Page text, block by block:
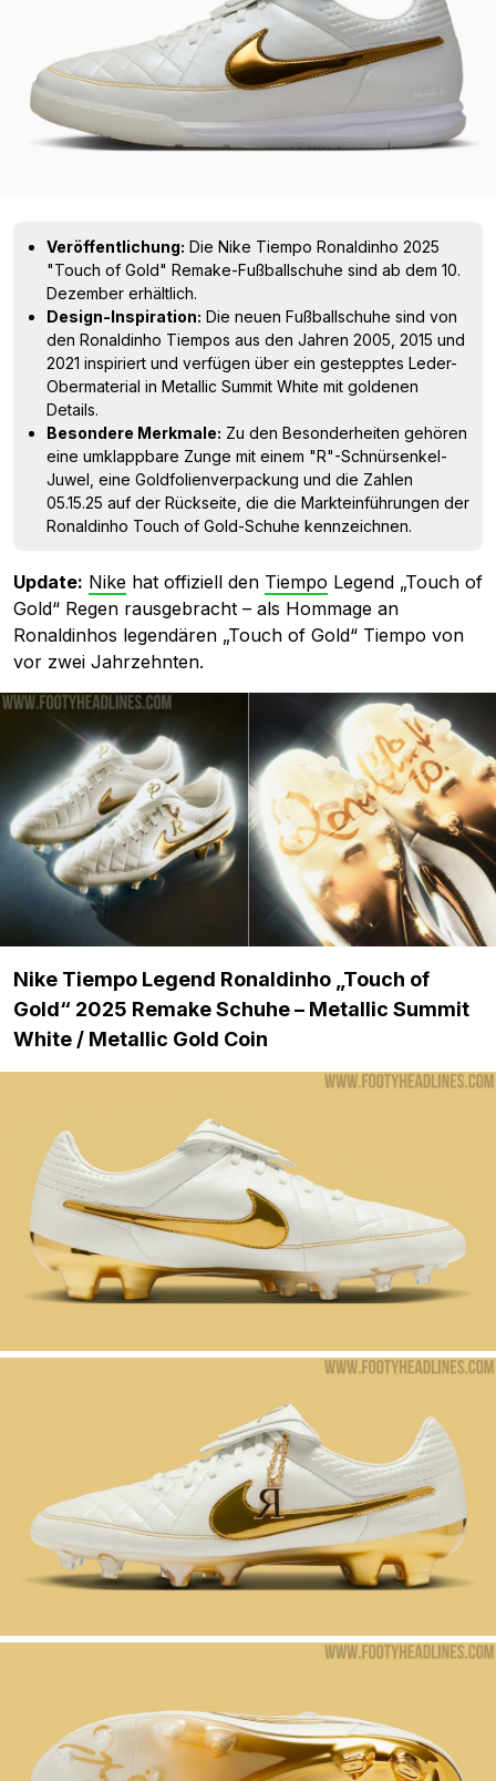
Veröffentlichung: Die Nike Tiempo Ronaldinho 2025
"Touch of Gold" Remake-Fußballschuhe sind ab dem 10.
Dezember erhältlich.
Design-Inspiration: Die neuen Fußballschuhe sind von
den Ronaldinho Tiempos aus den Jahren 2005, 2015 und
2021 inspiriert und verfügen über ein gestepptes Leder-
Obermaterial in Metallic Summit White mit goldenen
Details.
Besondere Merkmale: Zu den Besonderheiten gehören
eine umklappbare Zunge mit einem "R"-Schnürsenkel-
Juwel, eine Goldfolienverpackung und die Zahlen
05.15.25 auf der Rückseite, die die Markteinführungen der
Ronaldinho Touch of Gold-Schuhe kennzeichnen.
Update: Nike hat offiziell den Tiempo Legend „Touch of
Gold“ Regen rausgebracht – als Hommage an
Ronaldinhos legendären „Touch of Gold“ Tiempo von
vor zwei Jahrzehnten.
Nike Tiempo Legend Ronaldinho „Touch of
Gold“ 2025 Remake Schuhe – Metallic Summit
White / Metallic Gold Coin